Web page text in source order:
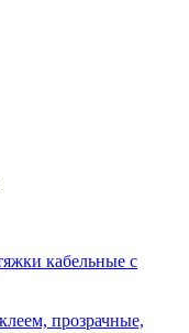
кабельные с
прозрачные,